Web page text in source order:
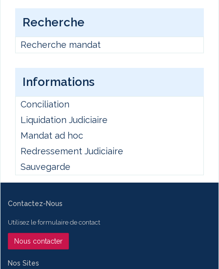
Recherche
Recherche mandat
Informations
Conciliation
Liquidation Judiciaire
Mandat ad hoc
Redressement Judiciaire
Sauvegarde
Contactez-Nous
Utilisez le formulaire de contact
Nous contacter
Nos Sites